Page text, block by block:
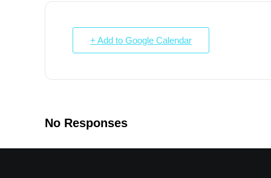
+ Add to Google Calendar
No Responses